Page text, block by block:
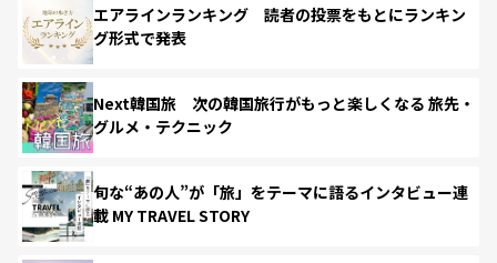
エアラインランキング 読者の投票をもとにランキン
グ形式で発表
Next韓国旅 次の韓国旅行がもっと楽しくなる 旅先・
グルメ・テクニック
旬な“あの人”が「旅」をテーマに語るインタビュー連
載 MY TRAVEL STORY